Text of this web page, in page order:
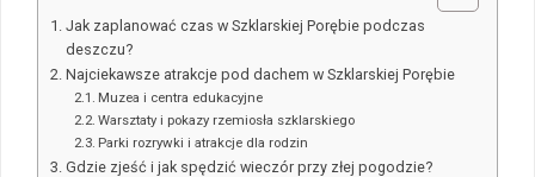
Jak zaplanować czas w Szklarskiej Porębie podczas
deszczu?
Najciekawsze atrakcje pod dachem w Szklarskiej Porębie
Muzea i centra edukacyjne
Warsztaty i pokazy rzemiosła szklarskiego
Parki rozrywki i atrakcje dla rodzin
Gdzie zjeść i jak spędzić wieczór przy złej pogodzie?